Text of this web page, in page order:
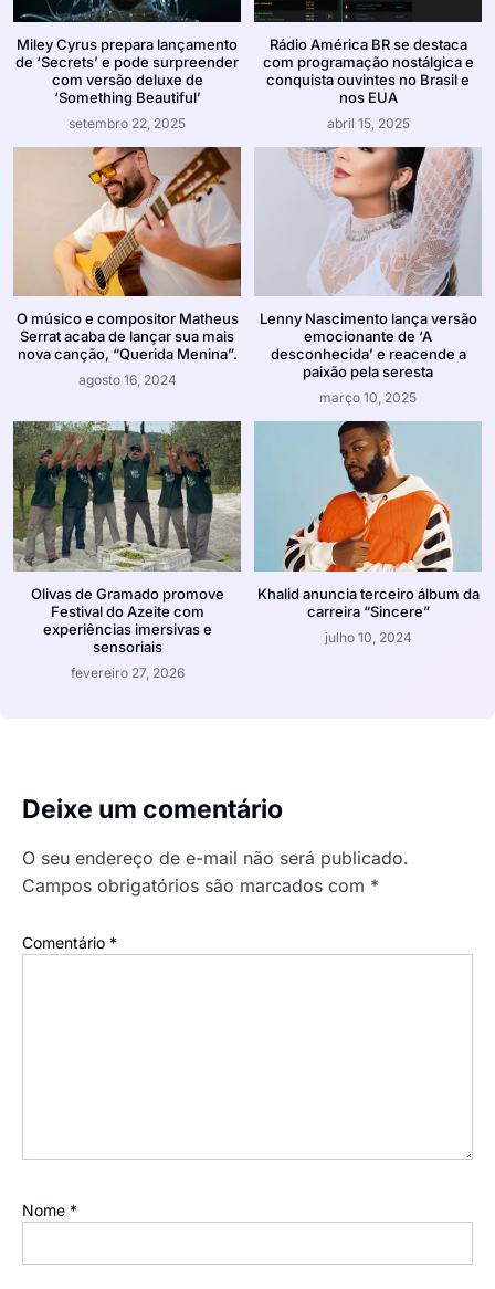
Miley Cyrus prepara lançamento
de ‘Secrets’ e pode surpreender
com versão deluxe de
‘Something Beautiful’
setembro 22, 2025
Rádio América BR se destaca
com programação nostálgica e
conquista ouvintes no Brasil e
nos EUA
abril 15, 2025
O músico e compositor Matheus
Serrat acaba de lançar sua mais
nova canção, “Querida Menina”.
agosto 16, 2024
Lenny Nascimento lança versão
emocionante de ‘A
desconhecida’ e reacende a
paixão pela seresta
março 10, 2025
Olivas de Gramado promove
Festival do Azeite com
experiências imersivas e
sensoriais
fevereiro 27, 2026
Khalid anuncia terceiro álbum da
carreira “Sincere”
julho 10, 2024
Deixe um comentário
O seu endereço de e-mail não será publicado.
Campos obrigatórios são marcados com *
Comentário *
Nome *